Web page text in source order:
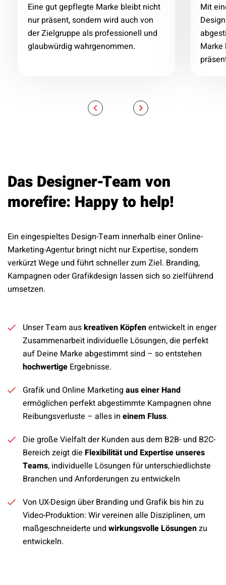
Eine gut gepflegte Marke bleibt nicht
nur präsent, sondern wird auch von
der Zielgruppe als professionell und
glaubwürdig wahrgenommen.
Mit
Marke
Das Designer-Team von
morefire: Happy to help!
Ein eingespieltes Design-Team innerhalb einer Online-
Marketing-Agentur bringt nicht nur Expertise, sondern
verkürzt Wege und führt schneller zum Ziel. Branding,
Kampagnen oder Grafikdesign lassen sich so zielführend
umsetzen.
Unser Team auskreativen Köpfenentwickelt in enger
Zusammenarbeit individuelle Lösungen, die perfekt
auf Deine Marke abgestimmt sind – so entstehen
hochwertige Ergebnisse.
Grafik und Online Marketing aus einer Hand
ermöglichen perfekt abgestimmte Kampagnen ohne
Reibungsverluste – alles in einem Fluss.
Die große Vielfalt der Kunden aus dem B2B- und B2C-
Bereich zeigt die Flexibilität und Expertise unseres
Teams, individuelle Lösungen für unterschiedlichste
Branchen und Anforderungen zu entwickeln
Von UX-Design über Branding und Grafik bis hin zu
Video-Produktion: Wir vereinen alle Disziplinen, um
maßgeschneiderte und wirkungsvolle Lösungenzu
entwickeln.